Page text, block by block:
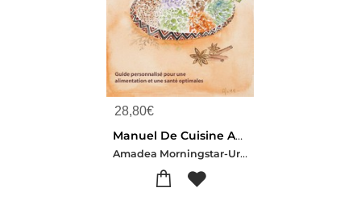
28,80€
Manuel De Cuisine Ayurvedique : Guide Personnalise Pour Une Alimentation Et Une Sante Optimales
Amadea Morningstar-Urmilla Desai